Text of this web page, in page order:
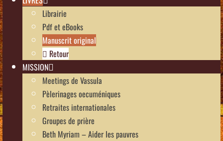
Librairie
Pdf et eBooks
Manuscrit original
Retour
MISSION
Meetings de Vassula
Pèlerinages oecuméniques
Retraites internationales
Groupes de prière
Beth Myriam – Aider les pauvres